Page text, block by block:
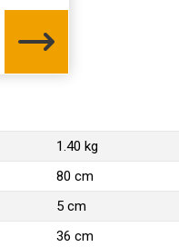
1.40 kg
80 cm
5 cm
36 cm